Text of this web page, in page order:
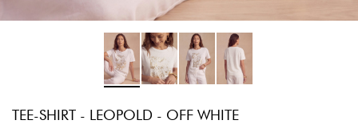
TEE-SHIRT - LEOPOLD - OFF WHITE